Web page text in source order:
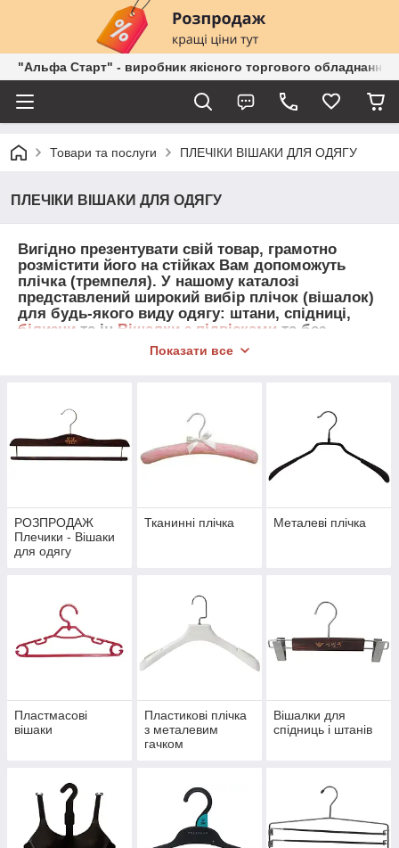
"Альфа Старт" - виробник якісного торгового обладнання
Товари та послуги ПЛЕЧІКИ ВІШАКИ ДЛЯ ОДЯГУ
ПЛЕЧІКИ ВІШАКИ ДЛЯ ОДЯГУ
Вигідно презентувати свій товар, грамотно
розмістити його на стійках Вам допоможуть
плічка (тремпеля). У нашому каталозі
представлений широкий вибір плічок (вішалок)
для будь-якого виду одягу: штани, спідниці,
білизни та ін Вішалки з підвісками та без,
дерев'яні― різноманітність
будинку.
Обов'язково почитайте статтю
"Як можна цікаво
використовувати в побуті стару непотрібну
вішалку-плічко для одягу
". Вам обов'язково
сподобається!!! Дайте вашої давно купленої і
Показати все
РОЗПРОДАЖ
Плечики - Вішаки
для одягу
Тканинні плічка Металеві плічка
Пластмасові
вішаки
Пластикові плічка
з металевим
гачком
Вішалки для
спідниць і штанів